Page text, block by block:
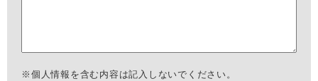
※個人情報を含む内容は記入しないでください。